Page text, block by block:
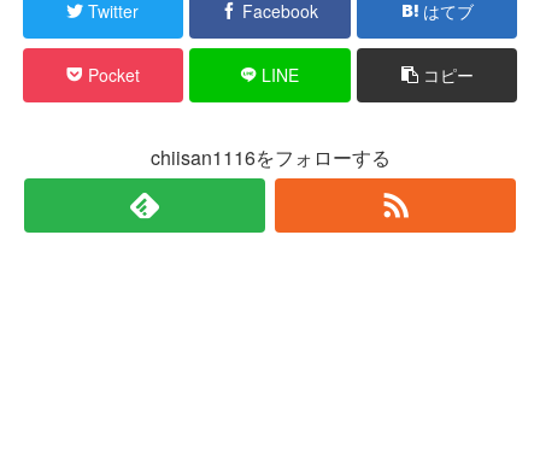
Twitter Facebook はてブ
Pocket LINE コピー
chiisan1116をフォローする